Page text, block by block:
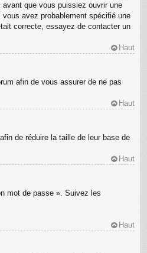
que vous puissiez ouvrir une
avez probablement spécifié une
correcte, essayez de contacter un
Haut
afin de vous assurer de ne pas
Haut
de réduire la taille de leur base de
Haut
mot de passe ». Suivez les
Haut